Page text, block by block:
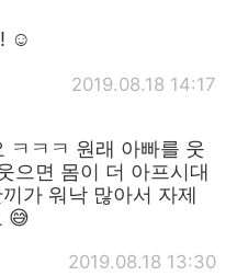
☺
2019.08.18 14:17
ㅋㅋㅋ 원래 아빠를 웃
으면 몸이 더 아프시대
가 워낙 많아서 자제
😅
2019.08.18 13:30